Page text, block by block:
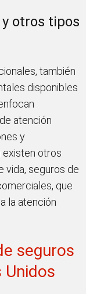
otros tipos
también
disponibles
atención
y
existen otros
vida, seguros de
que
la atención
seguros
Unidos